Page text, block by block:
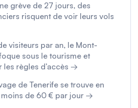
grève de 27 jours, des
risquent de voir leurs vols
visiteurs par an, le Mont-
sous le tourisme et
les règles d’accès →
de Tenerife se trouve en
de 60 € par jour →